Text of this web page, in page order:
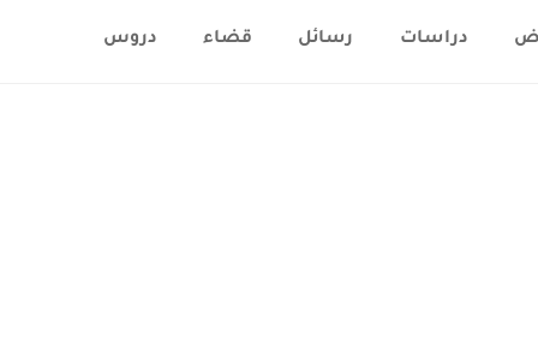
دراسات رسائل قضاء دروس